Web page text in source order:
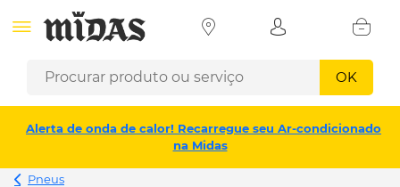
OK
Alerta de onda de calor! Recarregue seu Ar-condicionado
na Midas
Pneus